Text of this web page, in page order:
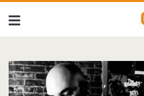
Tag:
<span>Will